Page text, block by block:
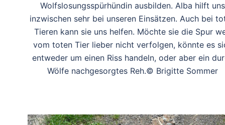
Wolfslosungsspürhündin ausbilden. Alba hilft uns
inzwischen sehr bei unseren Einsätzen. Auch bei
Tieren kann sie uns helfen. Möchte sie die Spur
vom toten Tier lieber nicht verfolgen, könnte es
entweder um einen Riss handeln, oder aber ein
Wölfe nachgesorgtes Reh.© Brigitte Sommer